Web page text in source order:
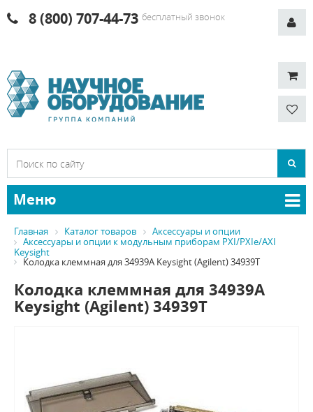
8 (800) 707-44-73 бесплатный звонок
Меню
Главная Каталог товаров
Аксессуары и опции
Аксессуары и опции к модульным приборам PXI/PXIe/AXI
Keysight
Колодка клеммная для 34939A Keysight (Agilent) 34939T
Колодка клеммная для 34939A
Keysight (Agilent) 34939T